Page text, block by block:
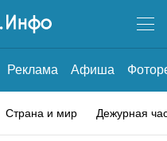
Реклама Афиша
Страна и мир Дежурная